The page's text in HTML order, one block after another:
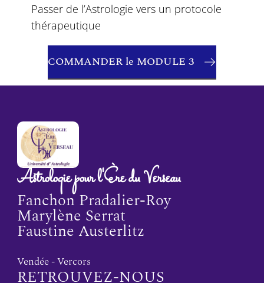
Passer de l’Astrologie vers un protocole
thérapeutique
COMMANDER le MODULE 3
Astrologie pour l'Ère du Verseau
Fanchon Pradalier-Roy
Marylène Serrat
Faustine Austerlitz
Vendée - Vercors
RETROUVEZ-NOUS